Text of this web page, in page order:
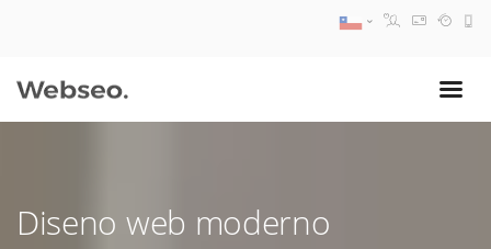
Diseno web moderno
09:30 AM A 18:30 PM